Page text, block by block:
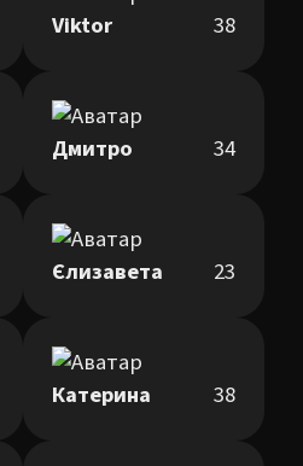
Viktor 38
Дмитро 34
Єлизавета 23
Катерина 38